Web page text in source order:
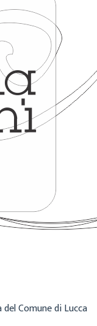
Comune di Lucca